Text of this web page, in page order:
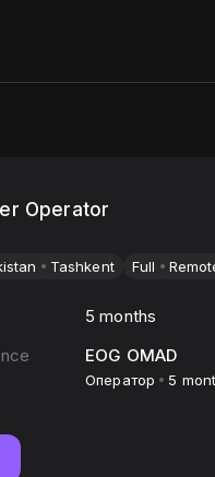
Operator
Tashkent Full
5 months
EOG OMAD
Оператор 5